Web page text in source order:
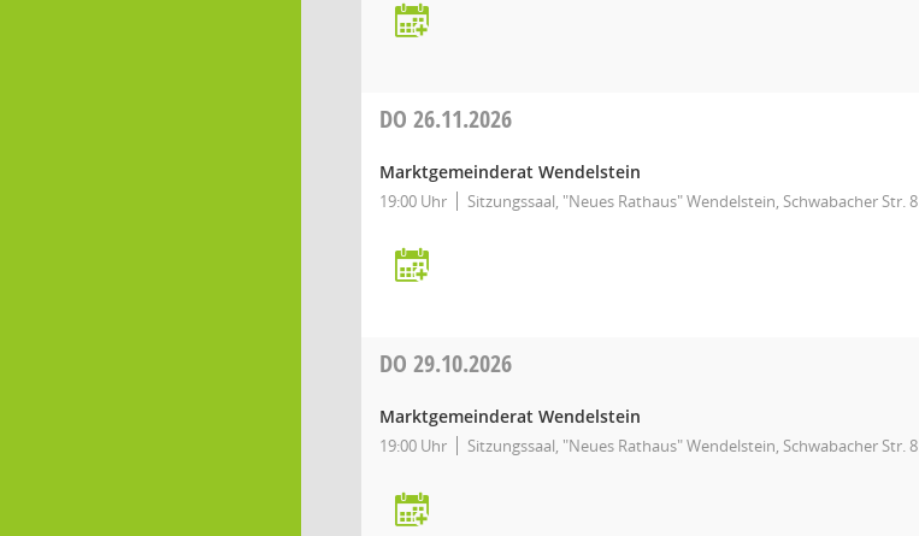
DO 26.11.2026
Marktgemeinderat Wendelstein
19:00 Uhr Sitzungssaal, "Neues Rathaus" Wendelstein, Schwabacher Str. 8
DO 29.10.2026
Marktgemeinderat Wendelstein
19:00 Uhr Sitzungssaal, "Neues Rathaus" Wendelstein, Schwabacher Str. 8